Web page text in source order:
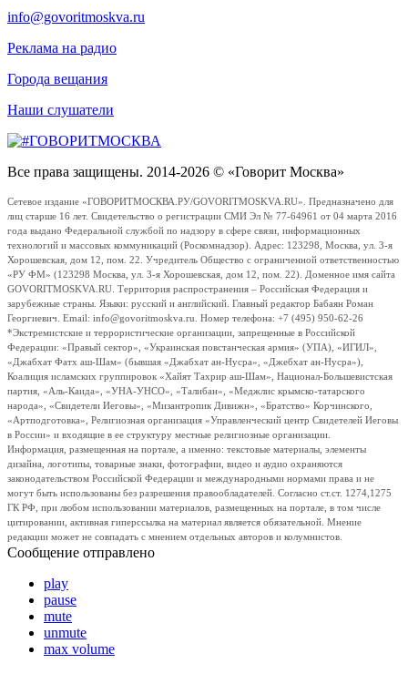
info@govoritmoskva.ru
Реклама на радио
Города вещания
Наши слушатели
Все права защищены. 2014-2026 © «Говорит Москва»
Сетевое издание «ГОВОРИТМОСКВА.РУ/GOVORITMOSKVA.RU». Предназначено для
лиц старше 16 лет. Свидетельство о регистрации СМИ Эл № 77-64961 от 04 марта 2016
года выдано Федеральной службой по надзору в сфере связи, информационных
технологий и массовых коммуникаций (Роскомнадзор). Адрес: 123298, Москва, ул. 3-я
Хорошевская, дом 12, пом. 22. Учредитель Общество с ограниченной ответственностью
«РУ ФМ» (123298 Москва, ул. 3-я Хорошевская, дом 12, пом. 22). Доменное имя сайта
GOVORITMOSKVA.RU. Территория распространения – Российская Федерация и
зарубежные страны. Языки: русский и английский. Главный редактор Бабаян Роман
Георгиевич. Email: info@govoritmoskva.ru. Номер телефона: +7 (495) 950-62-26
*Экстремистские и террористические организации, запрещенные в Российской
Федерации: «Правый сектор», «Украинская повстанческая армия» (УПА), «ИГИЛ»,
«Джабхат Фатх аш-Шам» (бывшая «Джабхат ан-Нусра», «Джебхат ан-Нусра»),
Коалиция исламских группировок «Хайят Тахрир аш-Шам», Национал-Большевистская
партия, «Аль-Каида», «УНА-УНСО», «Талибан», «Меджлис крымско-татарского
народа», «Свидетели Иеговы», «Мизантропик Дивижн», «Братство» Корчинского,
«Артподготовка», Религиозная организация «Управленческий центр Свидетелей Иеговы
в России» и входящие в ее структуру местные религиозные организации.
Информация, размещенная на портале, а именно: текстовые материалы, элементы
дизайна, логотипы, товарные знаки, фотографии, видео и аудио охраняются
законодательством Российской Федерации и международными нормами права и не
могут быть использованы без разрешения правообладателей. Согласно ст.ст. 1274,1275
ГК РФ, при любом использовании материалов, размещенных на портале, в том числе
цитировании, активная гиперссылка на материал является обязательной. Мнение
редакции может не совпадать с мнением отдельных авторов и колумнистов.
Сообщение отправлено
play
pause
mute
unmute
max volume